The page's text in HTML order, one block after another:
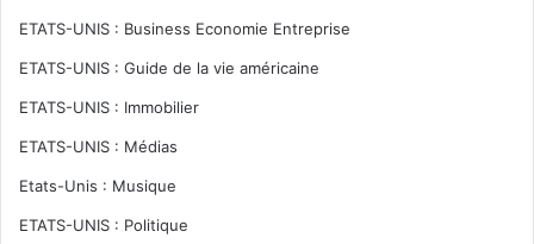
ETATS-UNIS : Business Economie Entreprise
ETATS-UNIS : Guide de la vie américaine
ETATS-UNIS : Immobilier
ETATS-UNIS : Médias
Etats-Unis : Musique
ETATS-UNIS : Politique